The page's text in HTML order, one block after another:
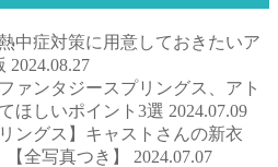
中症対策に用意しておきたいア
2024.08.27
ァンタジースプリングス、アト
ほしいポイント3選 2024.07.09
ングス】キャストさんの新衣
全写真つき】 2024.07.07